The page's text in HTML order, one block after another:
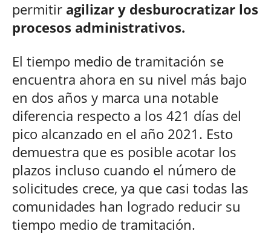
permitir agilizar y desburocratizar los
procesos administrativos.
El tiempo medio de tramitación se
encuentra ahora en su nivel más bajo
en dos años y marca una notable
diferencia respecto a los 421 días del
pico alcanzado en el año 2021. Esto
demuestra que es posible acotar los
plazos incluso cuando el número de
solicitudes crece, ya que casi todas las
comunidades han logrado reducir su
tiempo medio de tramitación.